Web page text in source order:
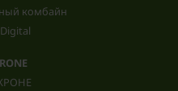
комбайн